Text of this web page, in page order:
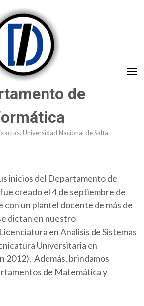
de
Universidad Nacional de Salta.
inicios del Departamento de
creado el 4 de septiembre de
con un plantel docente de más de
dictan en nuestro
en Análisis de Sistemas
Universitaria en
2012). Además, brindamos
de Matemática y